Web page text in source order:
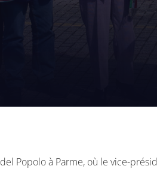
Popolo à Parme, où le vice-